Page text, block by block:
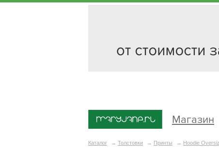
Магазин
Каталог → Толстовки → Принты → Hoodie